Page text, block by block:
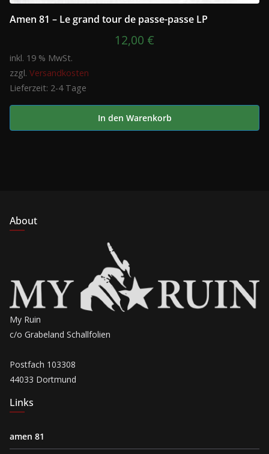
Amen 81 – Le grand tour de passe-passe LP
12,00 €
inkl. 19 % MwSt.
zzgl. Versandkosten
Lieferzeit: 2-4 Tage
In den Warenkorb
About
My Ruin
c/o Grabeland Schallfolien
Postfach 103308
44033 Dortmund
Links
amen 81